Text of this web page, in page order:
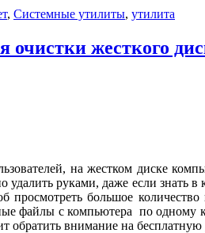
, Системные утилиты, утилита
очистки жесткого
на жестком диске
руками, даже если знать
просмотреть большое
файлы с компьютера по
обратить внимание на бесплатную